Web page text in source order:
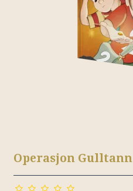
Operasjon Gulltann